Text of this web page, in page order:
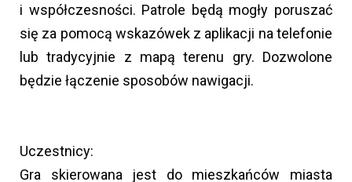
i współczesności. Patrole będą mogły poruszać
się za pomocą wskazówek z aplikacji na telefonie
lub tradycyjnie z mapą terenu gry. Dozwolone
będzie łączenie sposobów nawigacji.
Uczestnicy:
Gra skierowana jest do mieszkańców miasta